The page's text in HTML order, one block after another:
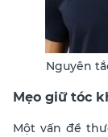
Nguyên
Mẹo giữ tóc
Một vấn đề